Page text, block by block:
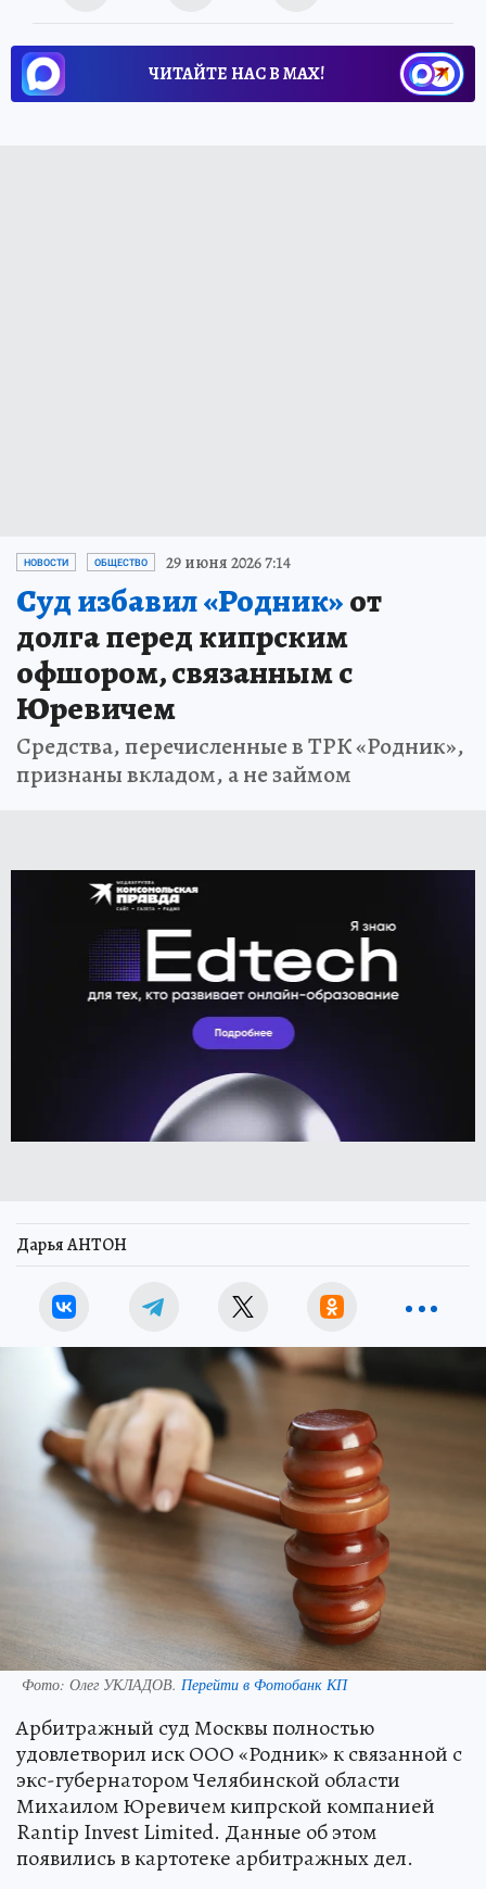
ЧИТАЙТЕ НАС В МАХ!
НОВОСТИ ОБЩЕСТВО 29 июня 2026 7:14
Суд избавил «Родник»от
долга перед кипрским
офшором, связанным с
Юревичем
Средства, перечисленные в ТРК «Родник»,
признаны вкладом, а не займом
Дарья АНТОН
Фото: Олег УКЛАДОВ. Перейти в Фотобанк КП
Арбитражный суд Москвы полностью
удовлетворил иск ООО «Родник» к связанной с
экс-губернатором Челябинской области
Михаилом Юревичем кипрской компанией
Rantip Invest Limited. Данные об этом
появились в картотеке арбитражных дел.